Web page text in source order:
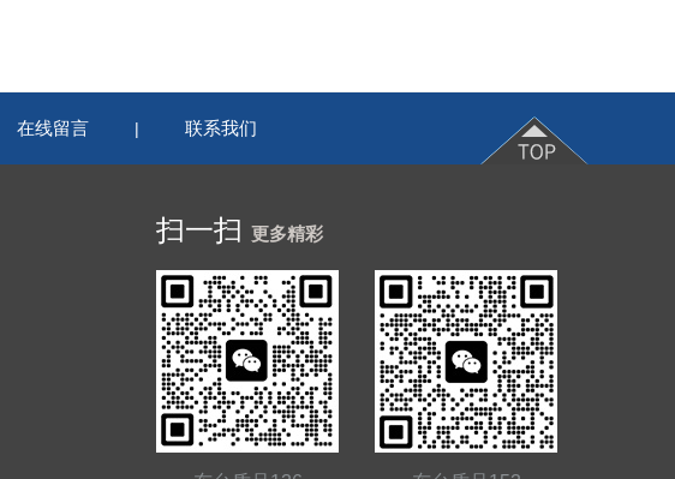
在线留言 | 联系我们
扫一扫 更多精彩